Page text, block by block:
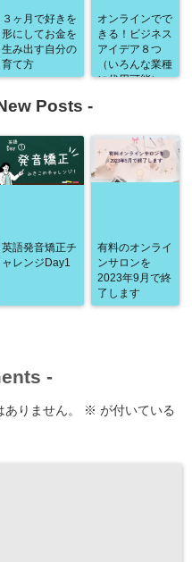
３ヶ月で好きを
形にしてお金を
生み出す自分の
育て方
オンラインでで
きる！ビジネス
アイデア８つ
（いろんな業種
に代用可能）
Posts -
英語発音矯正チ
ャレンジDay1
有料のオンライ
ンサロンを
2023年9月で終
了します
-
りません。 ※ が付いている